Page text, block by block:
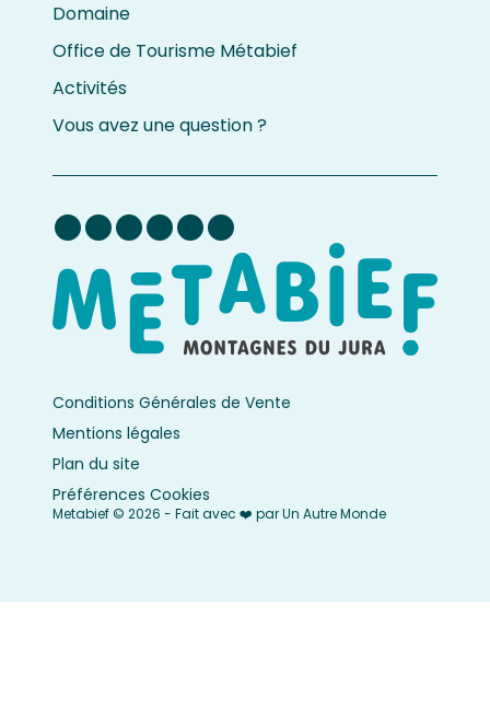
Domaine
Office de Tourisme Métabief
Activités
Vous avez une question ?
Conditions Générales de Vente
Mentions légales
Plan du site
Préférences Cookies
Metabief © 2026 - Fait avec ❤️ par Un Autre Monde